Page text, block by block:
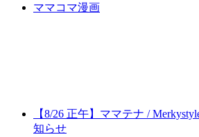
ママコマ漫画
【8/26 正午】ママテナ /
知らせ